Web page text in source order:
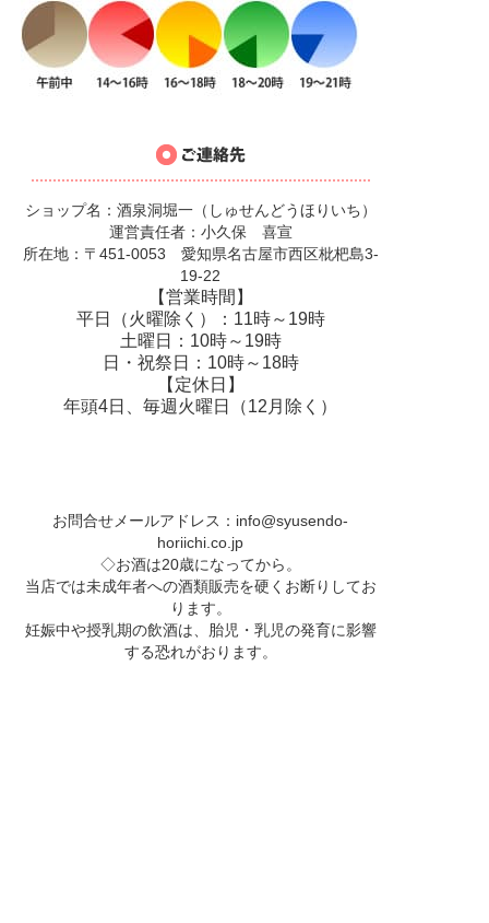
ショップ名：酒泉洞堀一（しゅせんどうほりいち）
運営責任者：小久保 喜宣
所在地：〒451-0053 愛知県名古屋市西区枇杷島3-
19-22
【営業時間】
平日（火曜除く）：11時～19時
土曜日：10時～19時
日・祝祭日：10時～18時
【定休日】
年頭4日、毎週火曜日（12月除く）
お問合せメールアドレス： info@syusendo-
horiichi.co.jp
◇お酒は20歳になってから。
当店では未成年者への酒類販売を硬くお断りしてお
ります。
妊娠中や授乳期の飲酒は、胎児・乳児の発育に影響
する恐れがおります。